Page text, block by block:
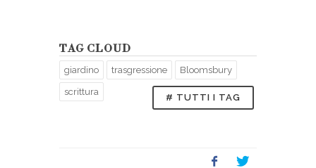
TAG CLOUD
giardino trasgressione Bloomsbury
scrittura
# TUTTI I TAG